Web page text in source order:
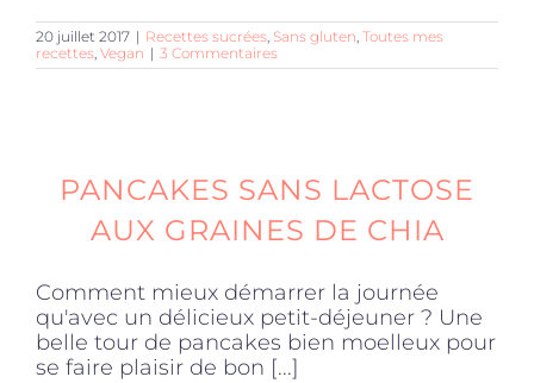
20 juillet 2017 | Recettes sucrées, Sans gluten, Toutes mes
recettes, Vegan | 3 Commentaires
PANCAKES SANS LACTOSE
AUX GRAINES DE CHIA
Comment mieux démarrer la journée
qu'avec un délicieux petit-déjeuner ? Une
belle tour de pancakes bien moelleux pour
se faire plaisir de bon [...]